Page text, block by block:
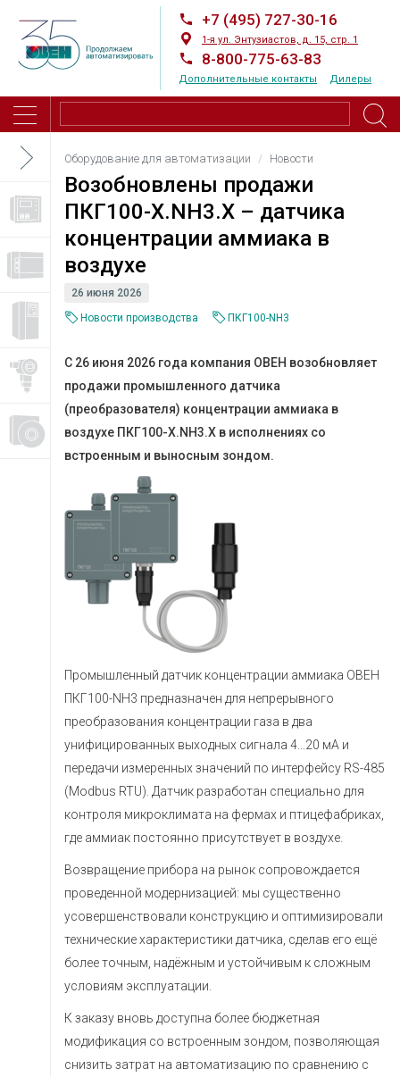
+7 (495) 727-30-16
1-я ул. Энтузиастов, д. 15, стр. 1
8-800-775-63-83
Дополнительные контакты Дилеры
Оборудование для автоматизации Новости
Возобновлены продажи
ПКГ100-Х.NH3.X – датчика
концентрации аммиака в
воздухе
26 июня 2026
Новости производства
ПКГ100-NH3
C 26 июня 2026 года компания ОВЕН возобновляет
продажи промышленного датчика
(преобразователя) концентрации аммиака в
воздухе ПКГ100-Х.NH3.X в исполнениях со
встроенным и выносным зондом.
Промышленный датчик концентрации аммиака ОВЕН
ПКГ100-NH3 предназначен для непрерывного
преобразования концентрации газа в два
унифицированных выходных сигнала 4…20 мА и
передачи измеренных значений по интерфейсу RS-485
(Modbus RTU). Датчик разработан специально для
контроля микроклимата на фермах и птицефабриках,
где аммиак постоянно присутствует в воздухе.
Возвращение прибора на рынок сопровождается
проведенной модернизацией: мы существенно
усовершенствовали конструкцию и оптимизировали
технические характеристики датчика, сделав его ещё
более точным, надёжным и устойчивым к сложным
условиям эксплуатации.
К заказу вновь доступна более бюджетная
модификация со встроенным зондом, позволяющая
снизить затрат на автоматизацию по сравнению с